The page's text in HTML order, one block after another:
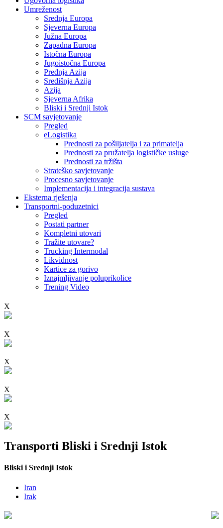
Umreženost
Srednja Europa
Sjeverna Europa
Južna Europa
Zapadna Europa
Istočna Europa
Jugoistočna Europa
Prednja Azija
Središnja Azija
Azija
Sjeverna Afrika
Bliski i Srednji Istok
SCM savjetovanje
Pregled
eLogistika
Prednosti za pošiljatelja i za primatelja
Prednosti za pružatelja logističke usluge
Prednosti za tržišta
Strateško savjetovanje
Procesno savjetovanje
Implementacija i integracija sustava
Eksterna rješenja
Transportni-poduzetnici
Pregled
Postati partner
Kompletni utovari
Tražite utovare?
Trucking Intermodal
Likvidnost
Kartice za gorivo
Iznajmljivanje poluprikolice
Trening Video
X
X
X
X
X
Transporti Bliski i Srednji Istok
Bliski i Srednji Istok
Iran
Irak